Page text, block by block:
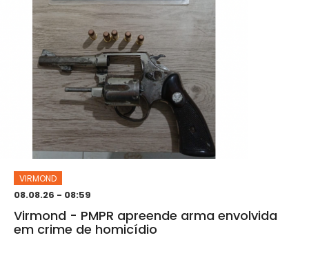
VIRMOND
08.08.26 - 08:59
Virmond - PMPR apreende arma envolvida
em crime de homicídio